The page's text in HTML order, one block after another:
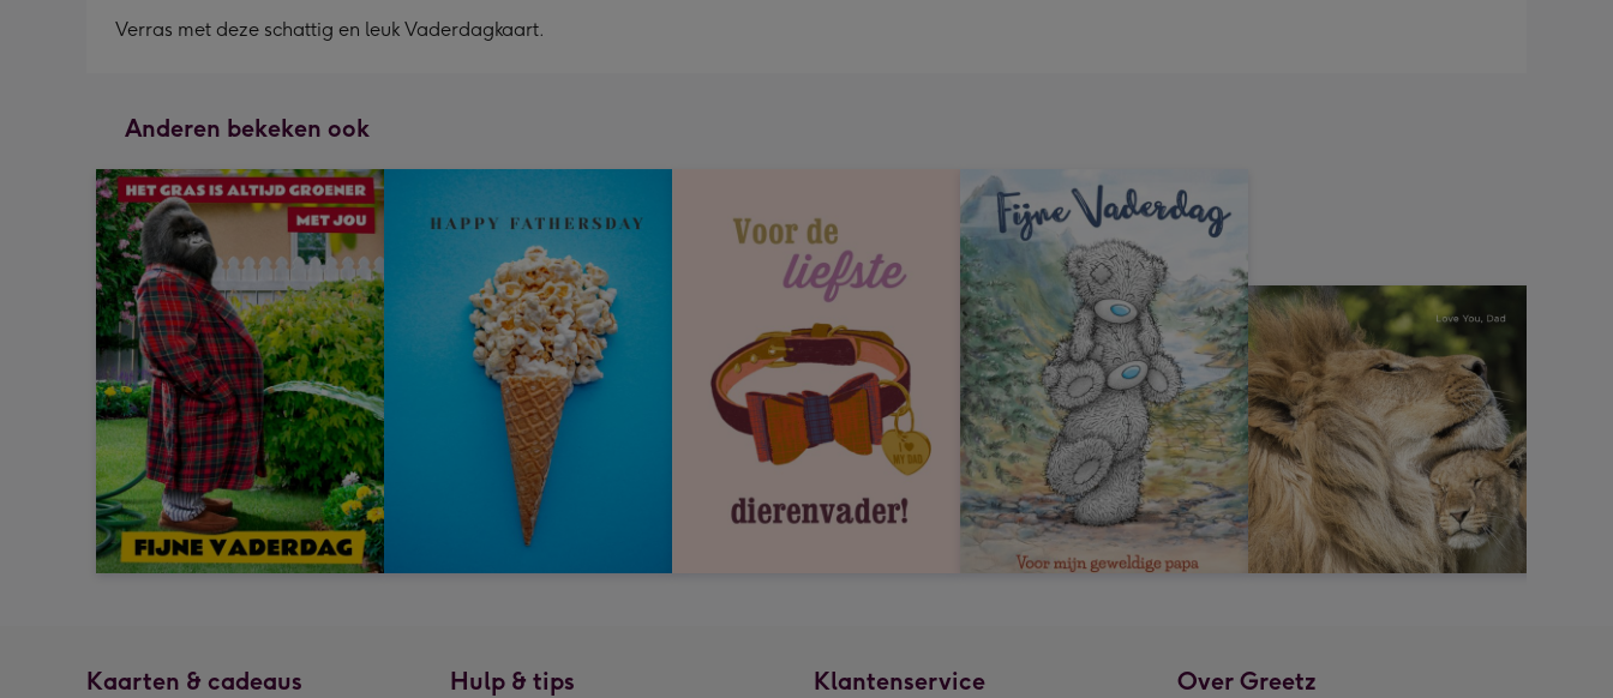
Verras met deze schattig en leuk Vaderdagkaart.
Anderen bekeken ook
Kaarten & cadeaus Hulp & tips Klantenservice Over Greetz